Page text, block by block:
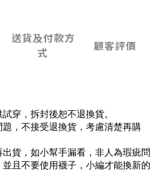
送貨及付款方
式
顧客評價
穿，拆封後恕不退換貨。
，不接受退換貨，考慮清楚再購
貨，如小幫手漏看，非人為瑕疵問
且不要使用襪子，小編才能換新的